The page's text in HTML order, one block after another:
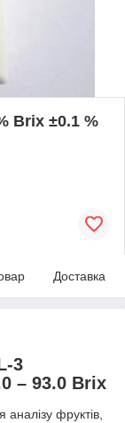
Brix ±0.1 %
Доставка
3
– 93.0 Brix
фруктів,